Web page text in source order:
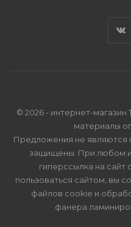
© 2026 - интернет-
материалы
Предложения не являются
защищены. При любом
гиперссылка на
пользоваться сайтом, вы
файлов cookie и
фанера